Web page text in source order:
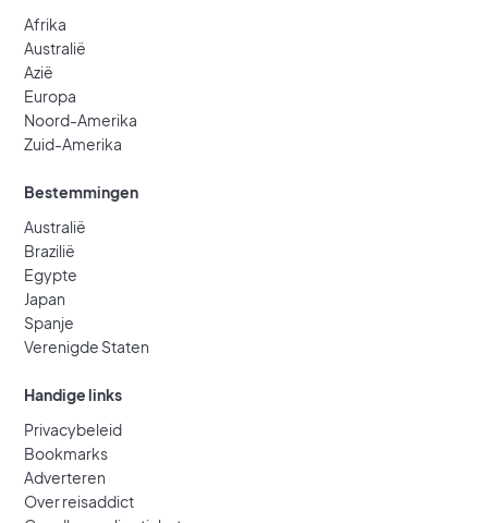
Afrika
Australië
Azië
Europa
Noord-Amerika
Zuid-Amerika
Bestemmingen
Australië
Brazilië
Egypte
Japan
Spanje
Verenigde Staten
Handige links
Privacybeleid
Bookmarks
Adverteren
Over reisaddict